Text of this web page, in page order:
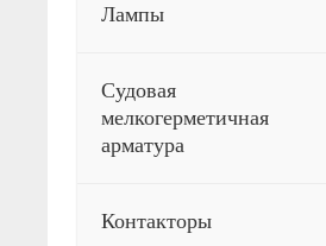
Лампы
Судовая
мелкогерметичная
арматура
Контакторы